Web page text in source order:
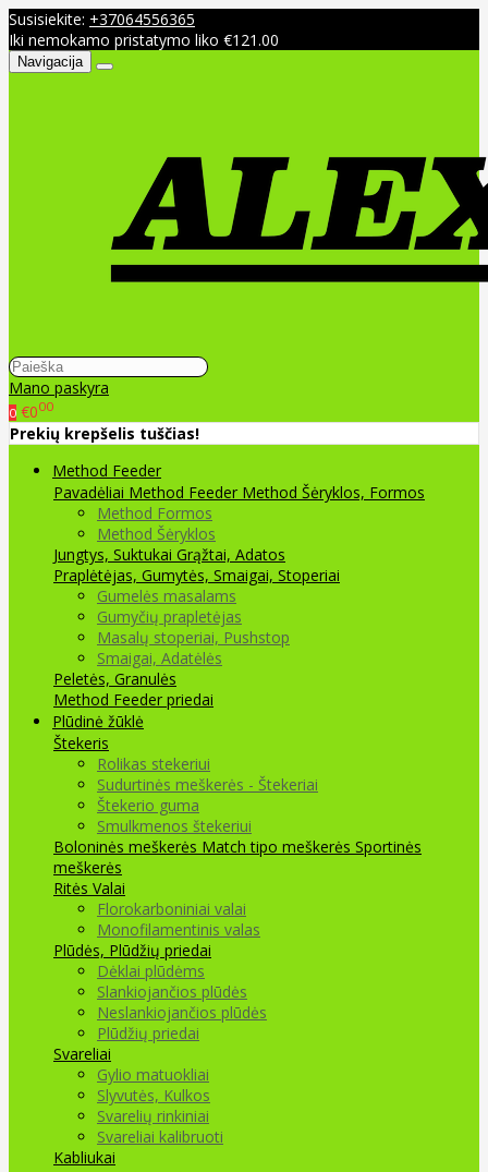
Susisiekite: +37064556365
Iki nemokamo pristatymo liko €121.00
Navigacija
Mano paskyra
0 €000
Prekių krepšelis tuščias!
Method Feeder
Pavadėliai Method Feeder Method Šėryklos, Formos
Method Formos
Method Šėryklos
Jungtys, Suktukai Grąžtai, Adatos
Praplėtėjas, Gumytės, Smaigai, Stoperiai
Gumelės masalams
Gumyčių prapletėjas
Masalų stoperiai, Pushstop
Smaigai, Adatėlės
Peletės, Granulės
Method Feeder priedai
Plūdinė žūklė
Štekeris
Rolikas stekeriui
Sudurtinės meškerės - Štekeriai
Štekerio guma
Smulkmenos štekeriui
Boloninės meškerės Match tipo meškerės Sportinės
meškerės
Ritės Valai
Florokarboniniai valai
Monofilamentinis valas
Plūdės, Plūdžių priedai
Dėklai plūdėms
Slankiojančios plūdės
Neslankiojančios plūdės
Plūdžių priedai
Svareliai
Gylio matuokliai
Slyvutės, Kulkos
Svarelių rinkiniai
Svareliai kalibruoti
Kabliukai